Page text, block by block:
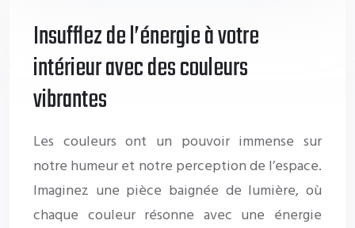
Insufflez de l’énergie à votre
intérieur avec des couleurs
vibrantes
Les couleurs ont un pouvoir immense sur
notre humeur et notre perception de l’espace.
Imaginez une pièce baignée de lumière, où
chaque couleur résonne avec une énergie